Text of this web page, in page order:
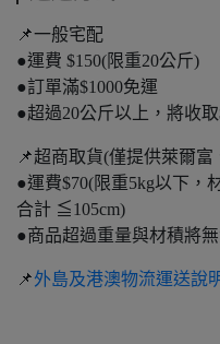
📌一般宅配
●運費 $150(限重20公斤)
●訂單滿$1000免運
●超過20公斤以上，將收
📌超商取貨(僅提供萊爾富
●運費$70(限重5kg以下，
合計 ≦105cm)
●商品超過重量與材積將
📌外島及港澳物流運送說